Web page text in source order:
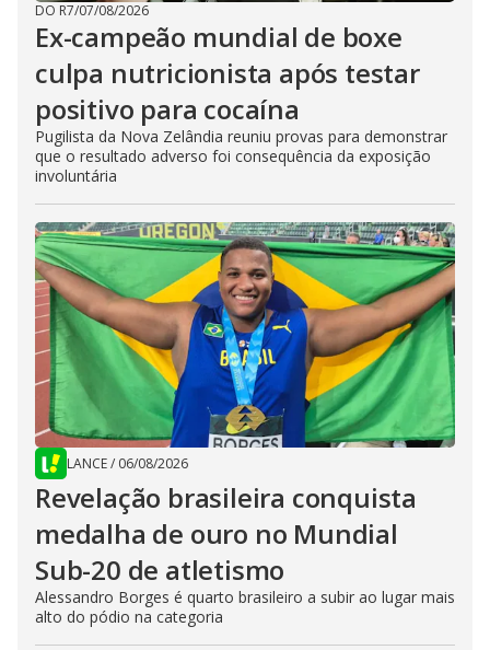
DO R7/07/08/2026
Ex-campeão mundial de boxe
culpa nutricionista após testar
positivo para cocaína
Pugilista da Nova Zelândia reuniu provas para demonstrar
que o resultado adverso foi consequência da exposição
involuntária
LANCE/ 06/08/2026
Revelação brasileira conquista
medalha de ouro no Mundial
Sub-20 de atletismo
Alessandro Borges é quarto brasileiro a subir ao lugar mais
alto do pódio na categoria